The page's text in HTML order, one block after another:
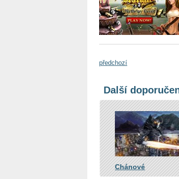
předchozí
Další
Chánové